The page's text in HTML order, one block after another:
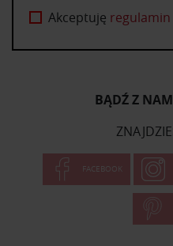
Akceptuję regulamin
BĄDŹ Z
FACEBOOK